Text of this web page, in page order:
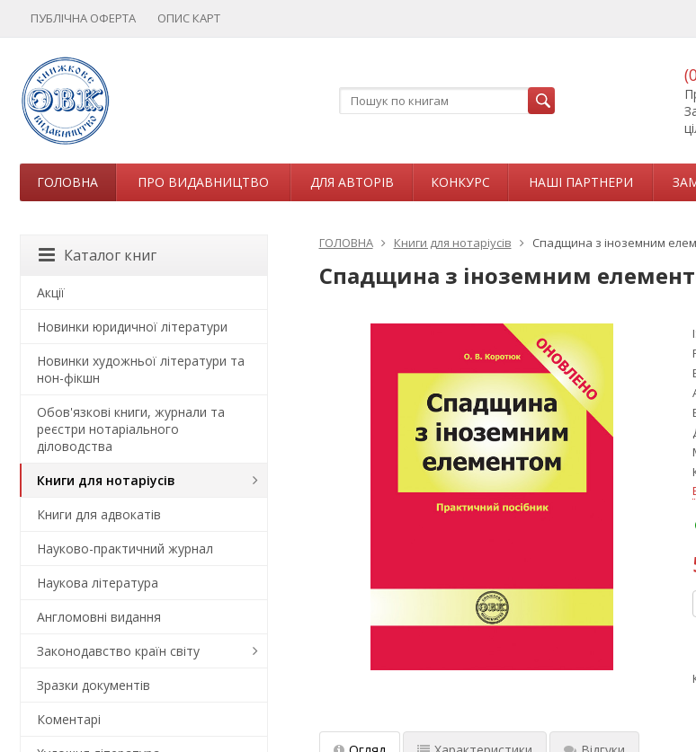
ПУБЛІЧНА ОФЕРТА ОПИС КАРТ
ГОЛОВНА ПРО ВИДАВНИЦТВО ДЛЯ АВТОРІВ КОНКУРС НАШІ ПАРТНЕРИ
ГОЛОВНА Книги для нотаріусів Спадщина з іноземним
Спадщина з іноземним
Каталог книг
Акції
Новинки юридичної літератури
Новинки художньої літератури та
нон-фікшн
Обов'язкові книги, журнали та
реєстри нотаріального
діловодства
Книги для нотаріусів
Книги для адвокатів
Науково-практичний журнал
Наукова література
Англомовні видання
Законодавство країн світу
Зразки документів
Коментарi